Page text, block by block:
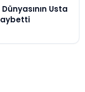
Usta